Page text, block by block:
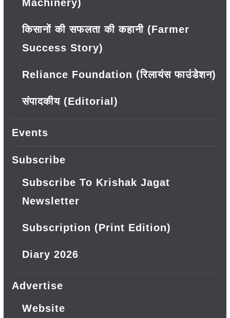
Machinery)
किसानों की सफलता की कहानी (Farmer
Success Story)
Reliance Foundation (रिलायंस फाउंडेशन)
संपादकीय (Editorial)
Events
Subscribe
Subscribe To Krishak Jagat
Newsletter
Subscription (Print Edition)
Diary 2026
Advertise
Website